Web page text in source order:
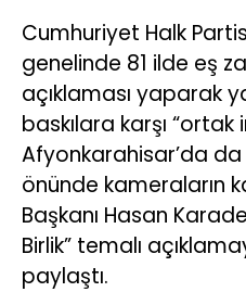
Cumhuriyet Halk
genelinde 81 ilde eş
açıklaması yaparak
baskılara karşı
Afyonkarahisar’da da
önünde kameraların
Başkanı Hasan
Birlik” temalı
paylaştı.